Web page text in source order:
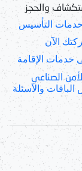
والحجز
التأسيس
الآن
خدمات الإقامة
الصناعي
الباقات والأسئلة